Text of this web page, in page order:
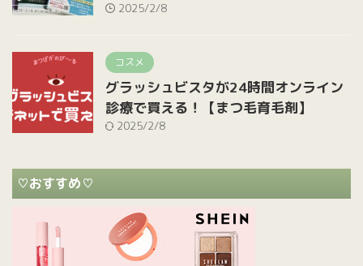
2025/2/8
コスメ
グラッシュビスタが24時間オンライン
診療で買える！【まつ毛育毛剤】
2025/2/8
♡おすすめ♡